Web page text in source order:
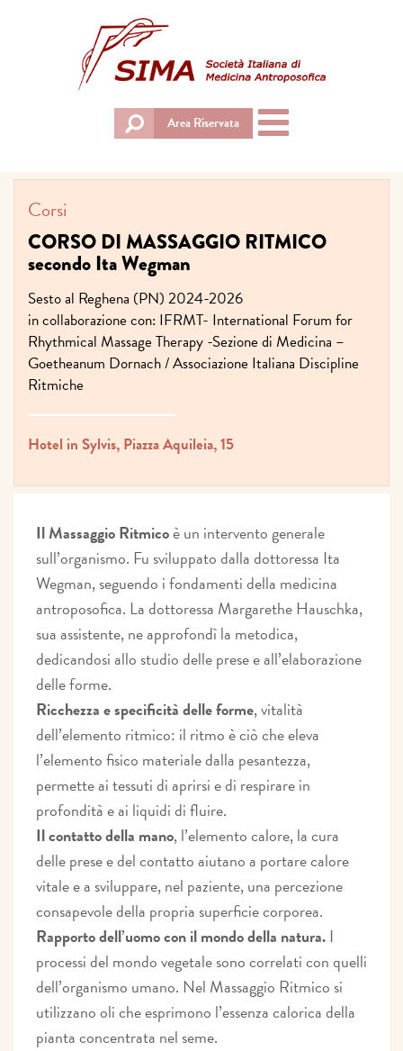
Area Riservata
Toggle
navigation
Corsi
CORSO DI MASSAGGIO RITMICO
secondo Ita Wegman
Sesto al Reghena (PN) 2024-2026
in collaborazione con: IFRMT- International Forum for
Rhythmical Massage Therapy -Sezione di Medicina –
Goetheanum Dornach / Associazione Italiana Discipline
Ritmiche
Hotel in Sylvis, Piazza Aquileia, 15
Il Massaggio Ritmicoè un intervento generale
sull’organismo. Fu sviluppato dalla dottoressa Ita
Wegman, seguendo i fondamenti della medicina
antroposofica. La dottoressa Margarethe Hauschka,
sua assistente, ne approfondì la metodica,
dedicandosi allo studio delle prese e all’elaborazione
delle forme.
Ricchezza e specificità delle forme, vitalità
dell’elemento ritmico: il ritmo è ciò che eleva
l’elemento fisico materiale dalla pesantezza,
permette ai tessuti di aprirsi e di respirare in
profondità e ai liquidi di fluire.
Il contatto della mano, l’elemento calore, la cura
delle prese e del contatto aiutano a portare calore
vitale e a sviluppare, nel paziente, una percezione
consapevole della propria superficie corporea.
Rapporto dell’uomo con il mondo della natura.I
processi del mondo vegetale sono correlati con quelli
dell’organismo umano. Nel Massaggio Ritmico si
utilizzano oli che esprimono l’essenza calorica della
pianta concentrata nel seme.